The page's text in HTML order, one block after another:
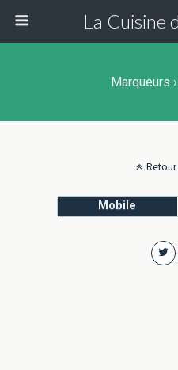
La Cuisine
Marqueurs
Mobile